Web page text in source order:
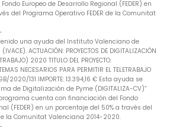
Europeo de Desarrollo Regional (FEDER) en
del Programa Operativo FEDER de la Comunitat
una ayuda del Instituto Valenciano de
ACTUACIÓN: PROYECTOS DE DIGITALIZACIÓN
2020 TITULO DEL PROYECTO:
NECESARIOS PARA PERMITIR EL TELETRABAJO
2020/131 IMPORTE: 13.394,16 € Esta ayuda se
de Digitalización de Pyme (DIGITALIZA-CV)”
cuenta con financiación del Fondo
(FEDER) en un porcentaje del 50% a través del
la Comunitat Valenciana 2014-2020.